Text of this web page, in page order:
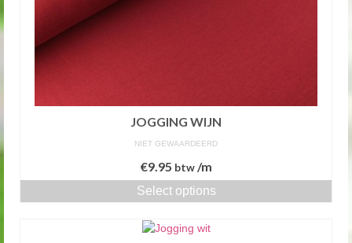
JOGGING WIJN
NIET GEWAARDEERD
€9.95 btw/m
Select options